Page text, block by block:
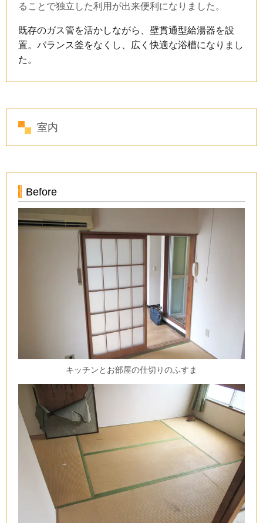
ることで独立した利用が出来便利になりました。
既存のガス管を活かしながら、壁貫通型給湯器を設
置。バランス釜をなくし、広く快適な浴槽になりまし
た。
室内
Before
キッチンとお部屋の仕切りのふすま